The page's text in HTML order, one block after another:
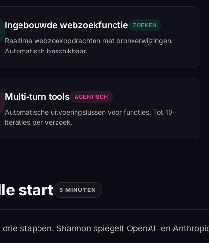
Ingebouwde webzoekfunctie ZOEKEN
Realtime webzoekopdrachten met bronverwijzingen.
Automatisch beschikbaar.
Multi‑turn tools AGENTISCH
Automatische uitvoeringslussen voor functies. Tot 10
iteraties per verzoek.
start 5 MINUTEN
drie stappen. Shannon spiegelt OpenAI‑ en